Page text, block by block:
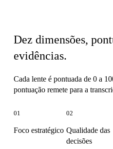
Dez dimensões,
evidências.
Cada lente é pontuada de 0 a
pontuação remete para a
01
Foco estratégico
02
Qualidade das
decisões